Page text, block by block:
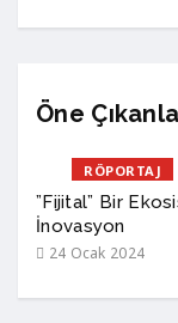
Öne
RÖPORTAJ
”Fijital” Bir
İnovasyon
24 Ocak 2024